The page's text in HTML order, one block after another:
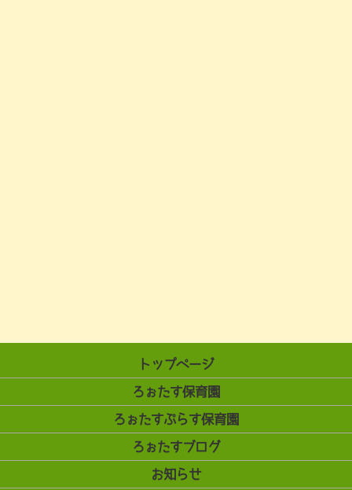
トップページ
ろぉたす保育園
ろぉたすぷらす保育園
ろぉたすブログ
お知らせ